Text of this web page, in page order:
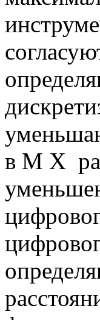
в M X